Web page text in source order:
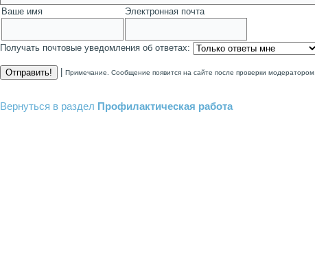
Ваше имя Электронная почта
Получать почтовые уведомления об ответах:
Примечание. Сообщение появится на сайте после проверки модератором.
Вернуться в раздел Профилактическая работа